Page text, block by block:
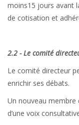
moins15 jours avant
de cotisation et
2.2 - Le comité
Le comité directeur
enrichir ses débats.
Un nouveau
d’une voix